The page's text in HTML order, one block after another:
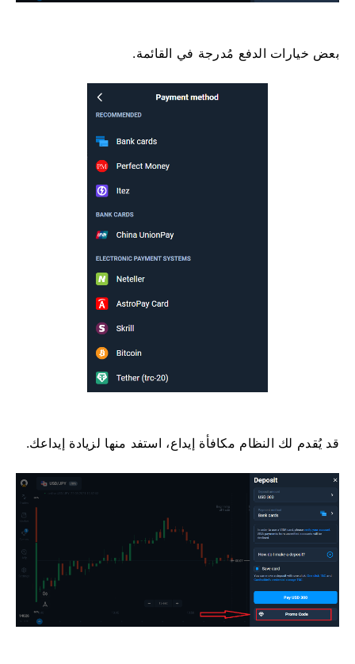
​​بعض خيارات الدفع مُدرجة في القائمة.
قد يُقدم لك النظام مكافأة إيداع، استفد منها لزيادة إيداعك.